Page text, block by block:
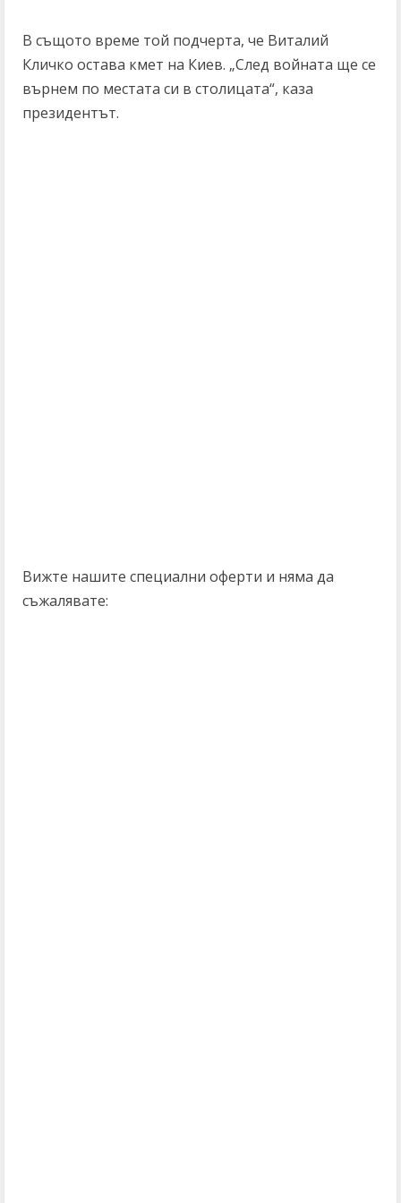
В същото време той подчерта, че Виталий
Кличко остава кмет на Киев. „След войната ще се
върнем по местата си в столицата“, каза
президентът.
Вижте нашите специални оферти и няма да
съжалявате: